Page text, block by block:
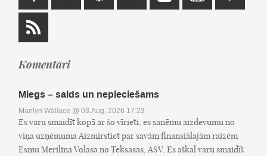
Komentāri
Miegs – salds un nepieciešams
Marilyn Wallace @ 03.Aug, 2026 17:23
Es varu smaidīt kopā ar šo vīrieti, es saņēmu aizdevumu no
viņa uzņēmuma Aizmirstiet par savām finansiālajām raizēm
Esmu Merilina Volasa no Teksasas, ASV. Es atkal varu smaidīt